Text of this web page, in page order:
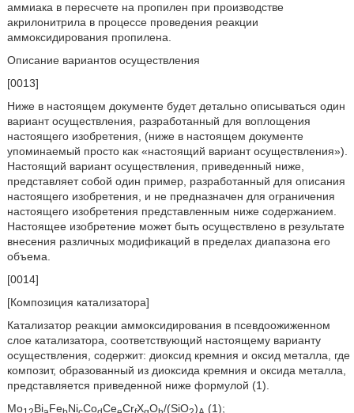
аммиака в пересчете на пропилен при производстве
акрилонитрила в процессе проведения реакции
аммоксидирования пропилена.
Описание вариантов осуществления
[0013]
Ниже в настоящем документе будет детально описываться один
вариант осуществления, разработанный для воплощения
настоящего изобретения, (ниже в настоящем документе
упоминаемый просто как «настоящий вариант осуществления»).
Настоящий вариант осуществления, приведенный ниже,
представляет собой один пример, разработанный для описания
настоящего изобретения, и не предназначен для ограничения
настоящего изобретения представленным ниже содержанием.
Настоящее изобретение может быть осуществлено в результате
внесения различных модификаций в пределах диапазона его
объема.
[0014]
[Композиция катализатора]
Катализатор реакции аммоксидирования в псевдоожиженном
слое катализатора, соответствующий настоящему варианту
осуществления, содержит: диоксид кремния и оксид металла, где
композит, образованный из диоксида кремния и оксида металла,
представляется приведенной ниже формулой (1).
Mo
Bi Fe Ni Co Ce CrX O /(SiO ) (1);